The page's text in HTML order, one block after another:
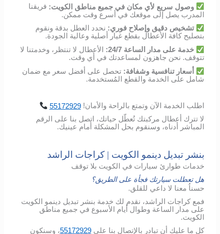
وصول سريع لأي مكان في جميع مناطق الكويت: فريقنا
المدرب يصل إلى موقعك في أسرع وقت ممكن.
تشخيص دقيق وإصلاح فوري: نحدد العطل بدقة ونقوم
بتصليح كافة الأعطال بقطع غيار أصلية وعالية الجودة.
خدمة على مدار الساعة 24/7: الأعطال لا تنتظر، وخدمتنا لا
تتوقف. نحن جاهزون لمساعدتك في أي وقت.
أسعار تنافسية وشفافة: تحصل على أفضل سعر مع ضمان
شامل على الخدمة والقطع المُستخدمة.
اطلب الخدمة الآن وتمتع بالراحة والأمان!
55172929
لا تترك أعطال مركبتك تُعطّل حياتك، اتصل بنا على الرقم
المباشر أدناه، وسنقوم بحل المشكلة أمام عينيك.
بنشر تبديل دينمو الكويت | كراجات الراشد
خدمات طوارئ سيارات في الكويت بلا توقف
هل تعطلت سيارتك فجأة على الطريق؟
حسناُ معنا لا داعي للقلق.
فمع كراجات الراشد، نقدم لك خدمة بنشر تبديل دينمو الكويت
على مدار الساعة وطوال أيام الأسبوع في جميع مناطق
الكويت.
كل ما عليك أن تبادر بالإتصال بنا على55172929، وسنكون